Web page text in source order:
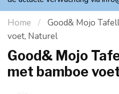
Home /
Good& Mojo
voet, Naturel
Good& Mojo
met bamboe